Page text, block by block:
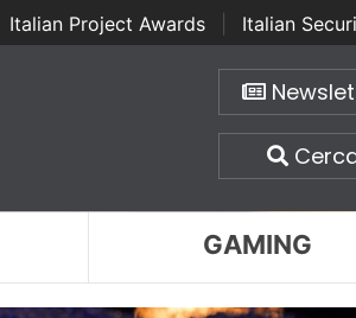
Italian Project Awards
Italian
GAMING